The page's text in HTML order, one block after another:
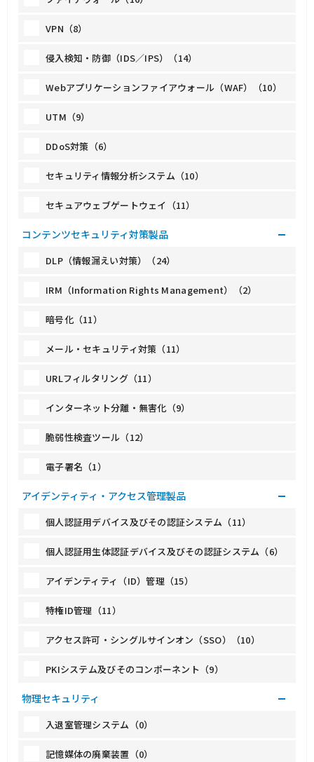
VPN（8）
侵入検知・防御（IDS／IPS）（14）
Webアプリケーションファイアウォール（WAF）（10）
UTM（9）
DDoS対策（6）
セキュリティ情報分析システム（10）
セキュアウェブゲートウェイ（11）
コンテンツセキュリティ対策製品
DLP（情報漏えい対策）（24）
IRM（Information Rights Management）（2）
暗号化（11）
メール・セキュリティ対策（11）
URLフィルタリング（11）
インターネット分離・無害化（9）
脆弱性検査ツール（12）
電子署名（1）
アイデンティティ・アクセス管理製品
個人認証用デバイス及びその認証システム（11）
個人認証用生体認証デバイス及びその認証システム（6）
アイデンティティ（ID）管理（15）
特権ID管理（11）
アクセス許可・シングルサインオン（SSO）（10）
PKIシステム及びそのコンポーネント（9）
物理セキュリティ
入退室管理システム（0）
記憶媒体の廃棄装置（0）